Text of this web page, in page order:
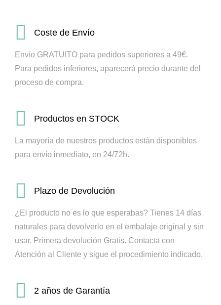
Coste de Envío
Envío GRATUITO para pedidos superiores a 49€.
Para pedidos inferiores, aparecerá precio durante del
proceso de compra.
Productos en STOCK
La mayoría de nuestros productos están disponibles
para envío inmediato, en 24/72h.
Plazo de Devolución
¿El producto no es lo que esperabas? Tienes 14 días
naturales para devolverlo en el embalaje original y sin
usar. Primera devolución Gratis. Contacta con
Atención al Cliente y sigue el procedimiento indicado.
2 años de Garantía